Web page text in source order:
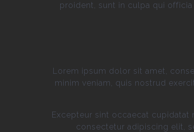
proident, sunt in culpa qui
Lorem ipsum dolor sit amet,
minim veniam, quis nostrud
Excepteur sint occaecat
consectetur adipiscing elit,